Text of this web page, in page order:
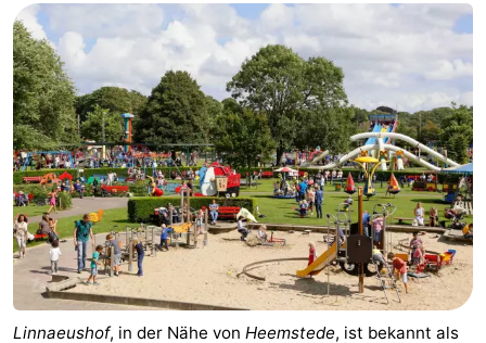
Linnaeushof, in der Nähe von Heemstede, ist bekannt als